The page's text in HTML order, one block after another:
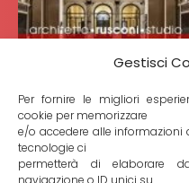
Gestisci
Per fornire le migliori
cookie per memorizzare
e/o accedere alle informazioni
tecnologie ci
permetterà di elaborare
navigazione o ID unici su